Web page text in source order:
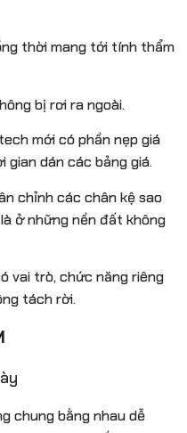
thời mang tới tính thẩm
bị rơi ra ngoài.
mới có phần nẹp giá
gian dán các bảng giá.
chỉnh các chân kệ sao
ở những nền đất không
vai trò, chức năng riêng
tách rời.
chung bằng nhau dễ